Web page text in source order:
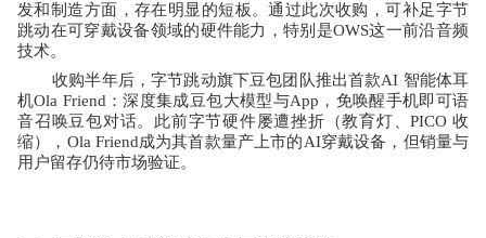
发和制造方面，存在明显的短板。通过此次收购，可补足字节
跳动在可穿戴设备领域的硬件能力，特别是OWS这一前沿音频
技术。
收购半年后，字节跳动旗下豆包团队推出首款AI 智能体耳
机Ola Friend ：深度集成豆包大模型与App ，免唤醒手机即可语
音召唤豆包对话。此前字节硬件屡遭挫折（教育灯、PICO 收
缩）， Ola Friend成为其首款量产上市的AI穿戴设备，但销量与
用户留存仍待市场验证。